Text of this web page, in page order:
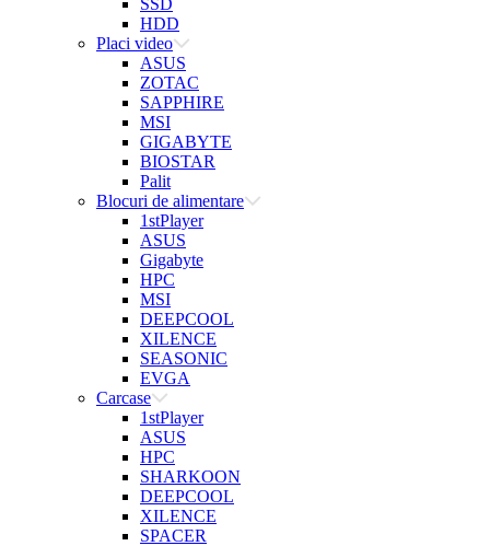
SSD
HDD
Placi video
ASUS
ZOTAC
SAPPHIRE
MSI
GIGABYTE
BIOSTAR
Palit
Blocuri de alimentare
1stPlayer
ASUS
Gigabyte
HPC
MSI
DEEPCOOL
XILENCE
SEASONIC
EVGA
Carcase
1stPlayer
ASUS
HPC
SHARKOON
DEEPCOOL
XILENCE
SPACER